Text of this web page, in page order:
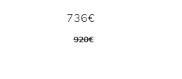
736€
920€